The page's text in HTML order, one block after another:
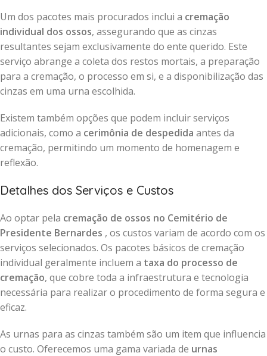
Um dos pacotes mais procurados inclui a cremação
individual dos ossos, assegurando que as cinzas
resultantes sejam exclusivamente do ente querido. Este
serviço abrange a coleta dos restos mortais, a preparação
para a cremação, o processo em si, e a disponibilização das
cinzas em uma urna escolhida.
Existem também opções que podem incluir serviços
adicionais, como a cerimônia de despedida antes da
cremação, permitindo um momento de homenagem e
reflexão.
Detalhes dos Serviços e Custos
Ao optar pela cremação de ossos no Cemitério de
Presidente Bernardes , os custos variam de acordo com os
serviços selecionados. Os pacotes básicos de cremação
individual geralmente incluem a taxa do processo de
cremação, que cobre toda a infraestrutura e tecnologia
necessária para realizar o procedimento de forma segura e
eficaz.
As urnas para as cinzas também são um item que influencia
o custo. Oferecemos uma gama variada de urnas